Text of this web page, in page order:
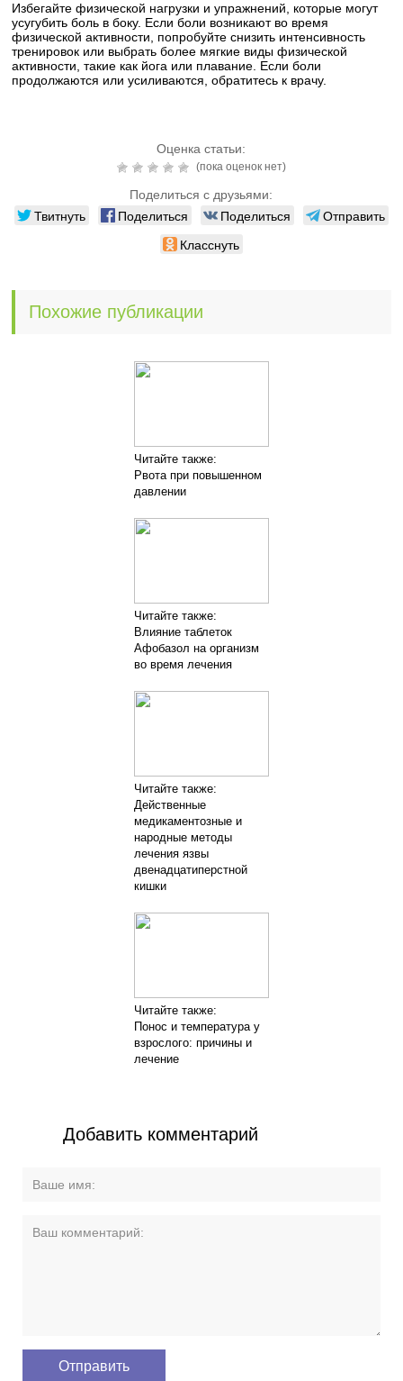
Избегайте физической нагрузки и упражнений, которые могут
усугубить боль в боку. Если боли возникают во время
физической активности, попробуйте снизить интенсивность
тренировок или выбрать более мягкие виды физической
активности, такие как йога или плавание. Если боли
продолжаются или усиливаются, обратитесь к врачу.
Оценка статьи:
(пока оценок нет)
Поделиться с друзьями:
Твитнуть Поделиться Поделиться
Отправить
Класснуть
Похожие публикации
Читайте также:
Рвота при повышенном
давлении
Читайте также:
Влияние таблеток
Афобазол на организм
во время лечения
Читайте также:
Действенные
медикаментозные и
народные методы
лечения язвы
двенадцатиперстной
кишки
Читайте также:
Понос и температура у
взрослого: причины и
лечение
Добавить комментарий